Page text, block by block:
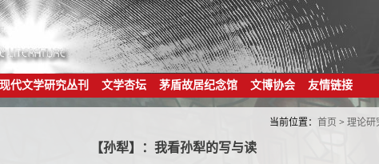
代文学研究丛刊 文学杏坛 茅盾故居纪念馆 文博协会 友情链接
当前位置： 首页 > 理论研
【孙犁】：我看孙犁的写与读